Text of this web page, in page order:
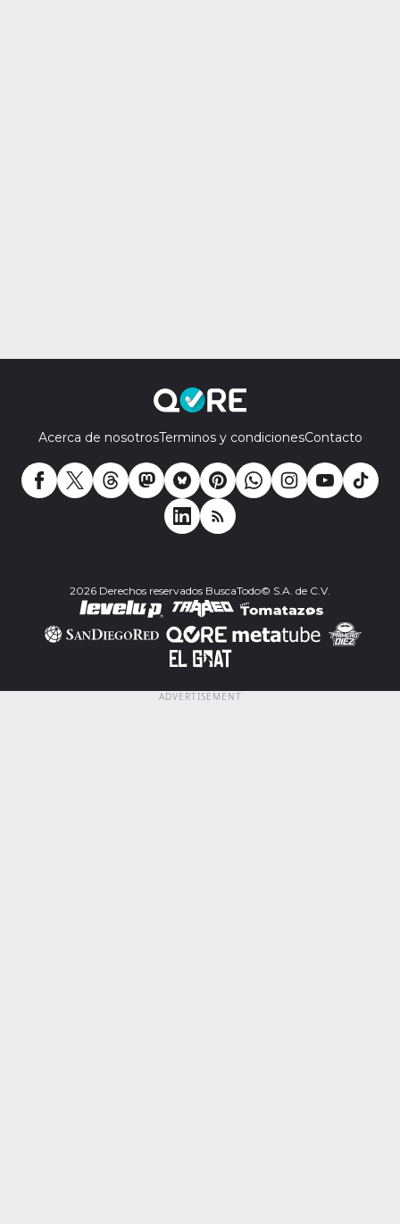
Acerca de nosotrosTerminos y condicionesContacto
2026 Derechos reservados BuscaTodo© S.A. de C.V.